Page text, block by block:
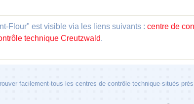
Flour" est visible via les liens suivants : centre de
technique Creutzwald.
facilement tous les centres de contrôle technique situés